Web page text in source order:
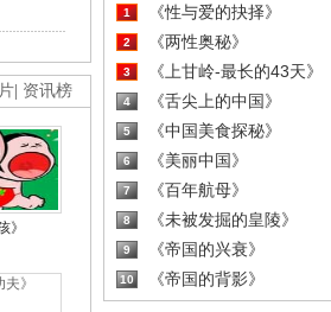
资讯榜
》
1 《性与爱的抉择》
2 《两性奥秘》
3 《上甘岭-最长的43天》
4 《舌尖上的中国》
5 《中国美食探秘》
6 《美丽中国》
7 《百年航母》
8 《未被发掘的皇陵》
9 《帝国的兴衰》
10 《帝国的背影》